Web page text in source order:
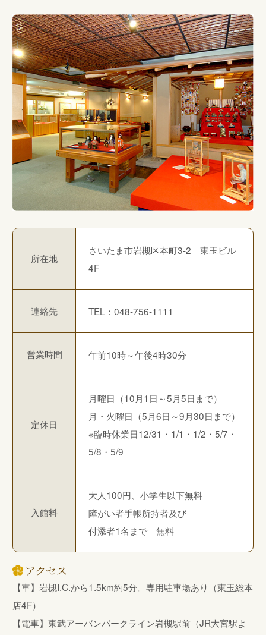
所在地
さいたま市岩槻区本町3-2 東玉ビル
4F
連絡先 TEL：048-756-1111
営業時間 午前10時～午後4時30分
定休日
月曜日（10月1日～5月5日まで）
月・火曜日（5月6日～9月30日まで）
※臨時休業日12/31・1/1・1/2・5/7・
5/8・5/9
入館料
大人100円、小学生以下無料
障がい者手帳所持者及び
付添者1名まで 無料
アクセス
【車】岩槻I.C.から1.5km約5分。専用駐車場あり（東玉総本
店4F）
【電車】東武アーバンパークライン岩槻駅前（JR大宮駅よ